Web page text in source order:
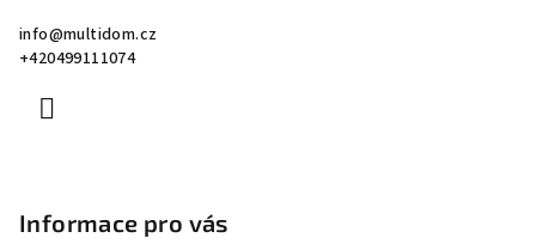
info@multidom.cz
+420499111074
Informace pro vás